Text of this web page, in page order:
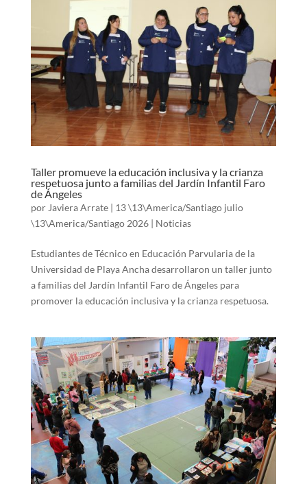
Taller promueve la educación inclusiva y la crianza
respetuosa junto a familias del Jardín Infantil Faro
de Ángeles
por Javiera Arrate| 13 \13\America/Santiago julio
\13\America/Santiago 2026| Noticias
Estudiantes de Técnico en Educación Parvularia de la
Universidad de Playa Ancha desarrollaron un taller junto
a familias del Jardín Infantil Faro de Ángeles para
promover la educación inclusiva y la crianza respetuosa.